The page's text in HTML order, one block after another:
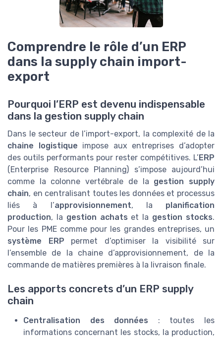
Comprendre le rôle d’un ERP
dans la supply chain import-
export
Pourquoi l’ERP est devenu indispensable
dans la gestion supply chain
Dans le secteur de l’import-export, la complexité de la
chaine logistique impose aux entreprises d’adopter
des outils performants pour rester compétitives. L’ERP
(Enterprise Resource Planning) s’impose aujourd’hui
comme la colonne vertébrale de la gestion supply
chain, en centralisant toutes les données et processus
liés à l’approvisionnement, la planification
production, la gestion achats et la gestion stocks.
Pour les PME comme pour les grandes entreprises, un
système ERP permet d’optimiser la visibilité sur
l’ensemble de la chaine d’approvisionnement, de la
commande de matières premières à la livraison finale.
Les apports concrets d’un ERP supply
chain
Centralisation des données : toutes les
informations concernant les stocks, la production,